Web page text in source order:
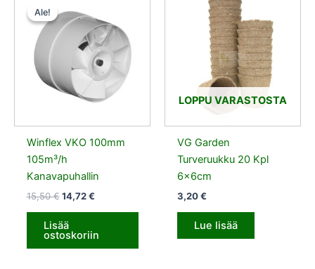
Ale!
Ale!
Winflex VKO 100mm
105m³/h
Kanavapuhallin
15,50€
oli:
15,50 €.
14,72€
on:
14,72 €.
Lisää
ostoskoriin
LOPPU VARASTOSTA
VG Garden
Turveruukku 20 Kpl
6x6cm
3,20€
Lue lisää